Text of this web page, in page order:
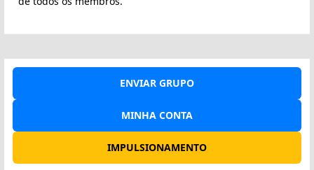
ENVIAR GRUPO
MINHA CONTA
IMPULSIONAMENTO